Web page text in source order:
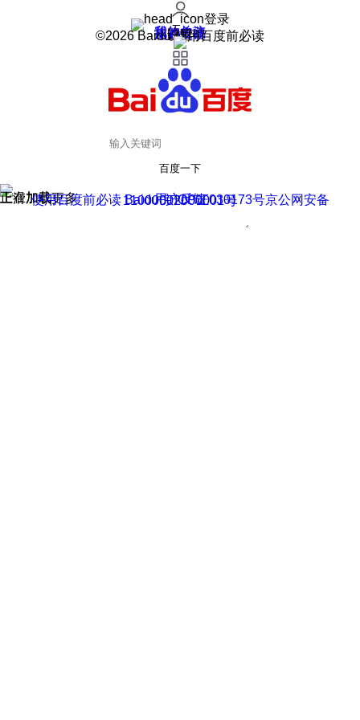
登录
我的关注
我的收藏
皮肤中心
用户反馈
设置
©2026 Baidu 使用百度前必读
百度一下
正在加载
上滑加载更多 用户反馈
使用百度前必读 Baidu 京ICP证030173号
京公网安备11000002000001号